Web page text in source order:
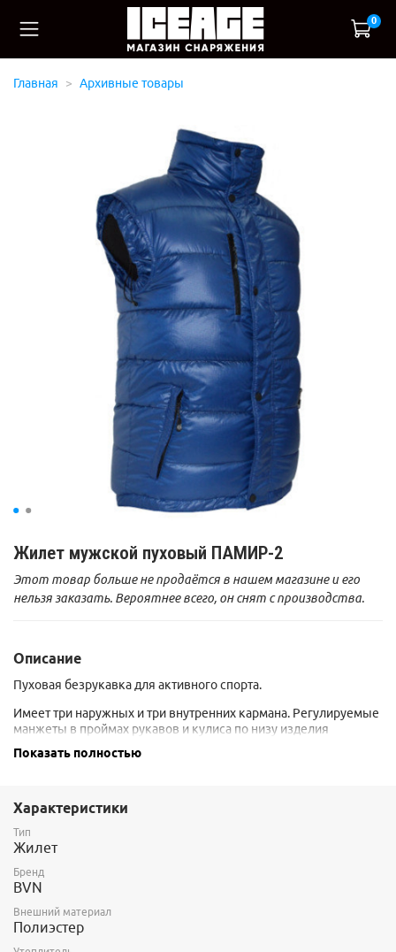
0
Главная Архивные товары
Жилет мужской пуховый ПАМИР-2
Этот товар больше не продаётся в нашем магазине и его
нельзя заказать. Вероятнее всего, он снят с производства.
Описание
Пуховая безрукавка для активного спорта.
Имеет три наружных и три внутренних кармана. Регулируемые
манжеты в проймах рукавов и кулиса по низу изделия
проникновения ветра и холодного воздуха. Применена
позволяет надевать жилет поверх страховочной системы.
Может использоваться как дополнительное утепление поверх
лёгкого пуховика при экстремально низких температурах.
Пух гусиный, с Fill Power 750.
Отшивается на собственной фабрике производителя в России.
Показать полностью
Характеристики
Тип
Жилет
Бренд
BVN
Внешний материал
Полиэстер